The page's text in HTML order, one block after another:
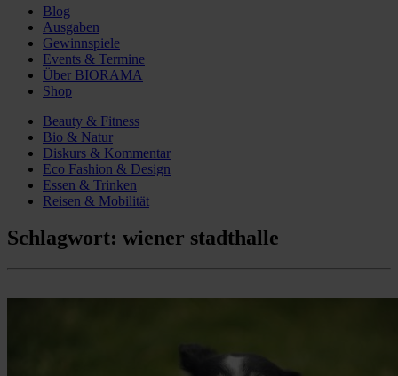
Blog
Ausgaben
Gewinnspiele
Events & Termine
Über BIORAMA
Shop
Beauty & Fitness
Bio & Natur
Diskurs & Kommentar
Eco Fashion & Design
Essen & Trinken
Reisen & Mobilität
Schlagwort: wiener stadthalle